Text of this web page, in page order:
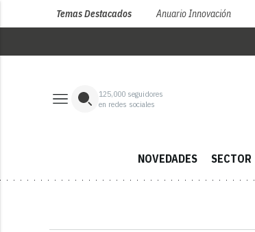
Temas Destacados Anuario Innovación
125,000 seguidores
en redes sociales
NOVEDADES SECTOR